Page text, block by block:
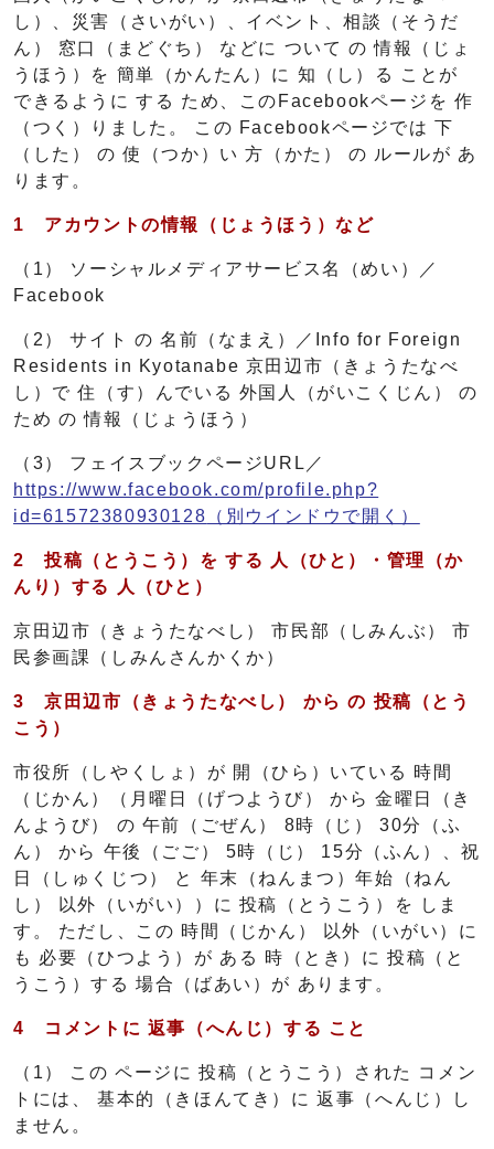
し）、災害（さいがい）、イベント、相談（そうだ
ん） 窓口（まどぐち） などに ついて の 情報（じょ
うほう）を 簡単（かんたん）に 知（し）る ことが
できるように する ため、このFacebookページを 作
（つく）りました。 この Facebookページでは 下
（した） の 使（つか）い 方（かた） の ルールが あ
ります。
1 アカウントの情報（じょうほう）など
（1） ソーシャルメディアサービス名（めい）／
Facebook
（2） サイト の 名前（なまえ）／Info for Foreign
Residents in Kyotanabe 京田辺市（きょうたなべ
し）で 住（す）んでいる 外国人（がいこくじん） の
ため の 情報（じょうほう）
（3） フェイスブックページURL／
https://www.facebook.com/profile.php?
id=61572380930128 （別ウインドウで開く）
2 投稿（とうこう） を する 人（ひと）
・管理（か
んり） する 人（ひと）
京田辺市（きょうたなべし） 市民部（しみんぶ） 市
民参画課（しみんさんかくか）
3京 田辺市（ きょう たなべし） から の 投稿（とう
こう）
市役所（しやくしょ）が 開（ひら）いている 時間
（じかん）（月曜日（げつようび） から 金曜日（き
んようび） の 午前（ごぜん） 8時（じ） 30分（ふ
ん） から 午後（ごご） 5時（じ） 15分（ふん）、祝
日（しゅくじつ） と 年末（ねんまつ）年始（ねん
し） 以外（いがい））に 投稿（とうこう）を しま
す。 ただし、この 時間（じかん） 以外（いがい）に
も 必要（ひつよう）が ある 時（とき）に 投稿（と
うこう）する 場合（ばあい）が あります。
4 コメントに 返事（へんじ）する こと
（1） この ページに 投稿（とうこう）された コメン
トには、 基本的（きほんてき）に 返事（へんじ）し
ません。